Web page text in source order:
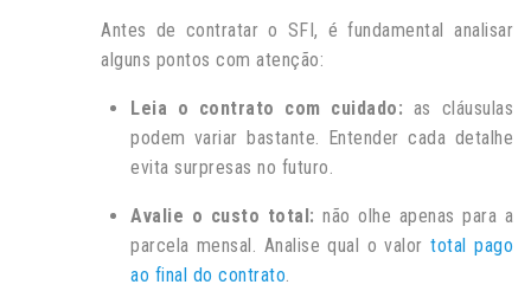
Antes de contratar o SFI, é fundamental analisar
alguns pontos com atenção:
Leia o contrato com cuidado: as cláusulas
podem variar bastante. Entender cada detalhe
evita surpresas no futuro.
Avalie o custo total: não olhe apenas para a
parcela mensal. Analise qual o valortotal pago
ao final do contrato.